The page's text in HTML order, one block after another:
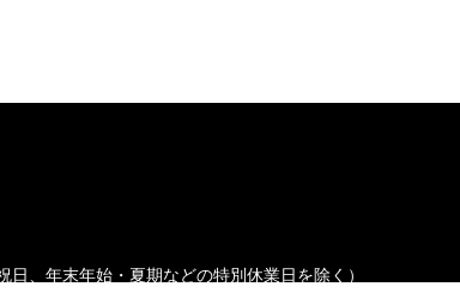
、年末年始・夏期などの特別休業日を除く）